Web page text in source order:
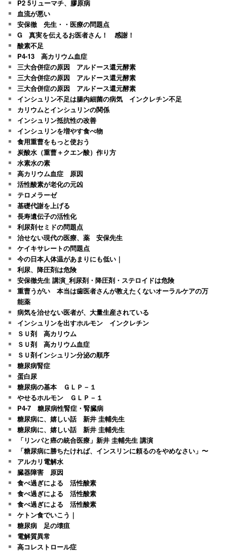
P2 5リューマチ、膠原病
血流が悪い
安保徹 先生・・医療の問題点
G 真実を伝えるお医者さん！ 感謝！
酸素不足
P4-13 高カリウム血症
三大合併症の原因 アルドース還元酵素
三大合併症の原因 アルドース還元酵素
三大合併症の原因 アルドース還元酵素
インシュリン不足は腸内細菌の病気 インクレチン不足
カリウムとインシュリンの関係
インシュリン抵抗性の改善
インシュリンを増やす食べ物
食用重曹をもっと使おう
炭酸水（重曹＋クエン酸）作り方
水素水の素
高カリウム血症 原因
活性酸素が老化の元凶
テロメラーゼ
基礎代謝を上げる
長寿遺伝子の活性化
利尿剤セミドの問題点
治せない現代の医療、薬 安保先生
ケイキサレートの問題点
今の日本人体温があまりにも低い｜
利尿、降圧剤は危険
安保徹先生 講演_利尿剤・降圧剤・ステロイドは危険
重曹うがい 本当は歯医者さんが教えたくないオーラルケアの万
能薬
病気を治せない医者が、大量生産されている
インシュリンを出すホルモン インクレチン
ＳＵ剤 高カリウム
ＳＵ剤 高カリウム血症
ＳＵ剤インシュリン分泌の順序
糖尿病腎症
蛋白尿
糖尿病の基本 ＧＬＰ－１
やせるホルモン ＧＬＰ－１
P4-7 糖尿病性腎症・腎臓病
糖尿病に、嬉しい話 新井 圭輔先生
糖尿病に、嬉しい話 新井 圭輔先生
「リンパと癌の統合医療」新井 圭輔先生 講演
「糖尿病に勝ちたければ、インスリンに頼るのをやめなさい」〜
アルカリ電解水
臓器障害 原因
食べ過ぎによる 活性酸素
食べ過ぎによる 活性酸素
食べ過ぎによる 活性酸素
ケトン食でいこう｜
糖尿病 足の壊疽
電解質異常
高コレストロール症